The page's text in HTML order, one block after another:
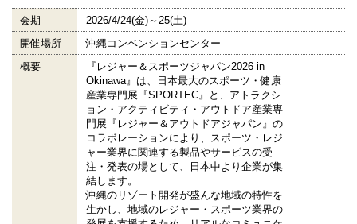
会期
2026/4/24(金)～25(土)
開催場所
沖縄コンベンションセンター
概要
『レジャー＆スポーツジャパン2026 in
Okinawa』は、日本最大のスポーツ・健康
産業専門展『SPORTEC』と、アトラクシ
ョン・アクティビティ・アウトドア産業専
門展『レジャー＆アウトドアジャパン』の
コラボレーションにより、スポーツ・レジ
ャー業界に関連する製品やサービスの受
注・発表の場として、日本中より企業が集
結します。
沖縄のリゾート開発が盛んな地域の特性を
生かし、地域のレジャー・スポーツ業界の